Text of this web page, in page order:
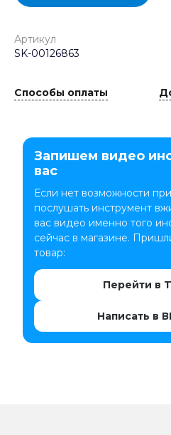
Артикул
SK-00126863
Способы оплаты
Запишем видео
вас
Если нет возможности
послушать инструмент
вас видео именно того
сейчас в магазине.
товар:
Перейти в
Написать в